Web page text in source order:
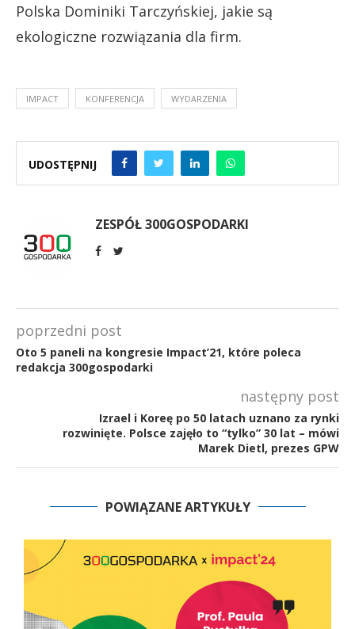
Polska Dominiki Tarczyńskiej, jakie są
ekologiczne rozwiązania dla firm.
IMPACT KONFERENCJA WYDARZENIA
UDOSTĘPNIJ
ZESPÓŁ 300GOSPODARKI
poprzedni post
Oto 5 paneli na kongresie Impact’21, które poleca
redakcja 300gospodarki
następny post
Izrael i Koreę po 50 latach uznano za rynki
rozwinięte. Polsce zajęło to “tylko” 30 lat – mówi
Marek Dietl, prezes GPW
POWIĄZANE ARTYKUŁY